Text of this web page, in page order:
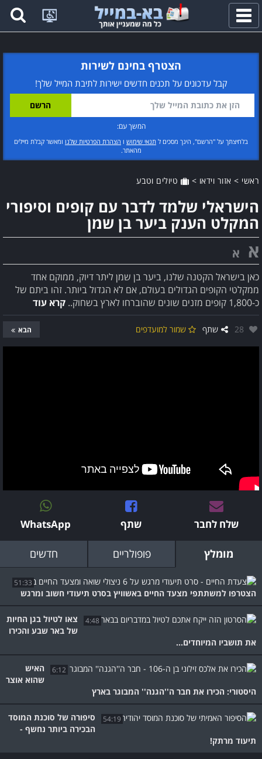
פתח
תפריט
הצטרף בחינם לשירות
קבל עדכונים על תכנים חדשים ישירות לתיבת המייל שלך!
המשך עם:
בלחיצתך על "הרשם", הינך מסכים ל תנאי שימוש ו הצהרת הפרטיות שלנו ומאשר קבלת מיילים
מהאתר.
ראשי > אזור וידאו > טיולים וטבע
הישראלי שלמד לדבר עם קופים וסיפורי
המקלט הענק ביער בן שמן
א א
כאן בישראל הקטנה שלנו, ביער בן שמן ליתר דיוק, ממוקם אחד
ממקלטי הקופים הגדולים בעולם, אם לא הגדול ביותר. זהו ביתם של
כ-1,800 קופים מזנים שונים שהוברחו לארץ בשחוק..
קרא עוד
אהבו:
28 שתף שמור למועדפים הבא
שלח לחבר שתף WhatsApp
מומלץ פופולריים חדשים
51:33
הצטרפו למשתתפי מצעד החיים באשוויץ בסרט תיעודי חשוב ומרגש
4:48
צאו לטיול בגן החיות
של באר שבע והכירו
את תושביו המיוחדים...
6:12
האיש
שהוא אוצר
היסטורי: הכירו את חבר ה''הגנה'' המבוגר בארץ
54:19
סיפורה של סוכנת המוסד
הבכירה ביותר נחשף -
תיעוד מרתק!